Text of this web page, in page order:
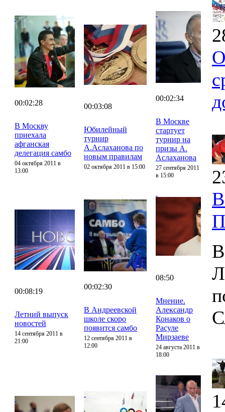
00:02:28
В Москву
приехала
афганская
делегация самбо
04 октября 2011 в
13:00
00:03:08
Юбилейный
турнир
А.Аслаханова по
новым правилам
02 октября 2011 в 15:00
00:02:34
В Москве
стартует
турнир на
призы А.
Аслаханова
27 сентября 2011
в 15:00
00:08:19
Летний выпуск
новостей
14 сентября 2011 в
21:00
00:02:30
В Андреевской
школе скоро
появится самбо
12 сентября 2011 в
12:00
08:50
Мнение.
Александр
Конаков о
Расуле
Мирзаеве
24 августа 2011 в
18:00